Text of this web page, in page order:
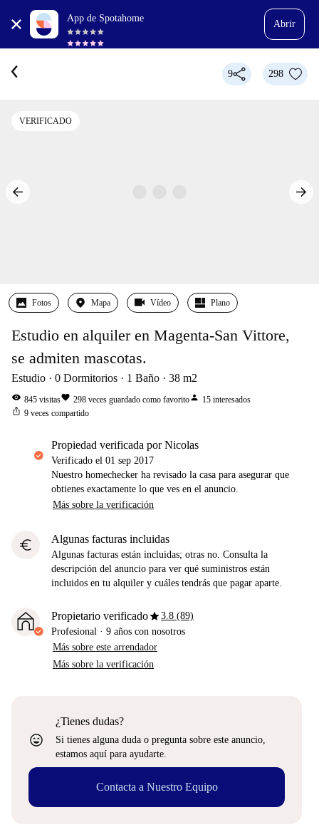
App de Spotahome
Abrir
9 298
VERIFICADO
Fotos Mapa Vídeo Plano
Estudio en alquiler en Magenta-San Vittore,
se admiten mascotas.
Estudio 0 Dormitorios 1 Baño 38 m2
visibility 845 visitasfavorite 298 veces guardado como favoritoperson 15 interesados
ios_share 9 veces compartido
propiedad verificada por Nicolas
Verificado el 01 sep 2017
Nuestro homechecker ha revisado la casa para asegurar que
obtienes exactamente lo que ves en el anuncio.
Más sobre la verificación
euro Algunas facturas incluidas
Algunas facturas están incluidas; otras no. Consulta la
descripción del anuncio para ver qué suministros están
incluidos en tu alquiler y cuáles tendrás que pagar aparte.
Propietario verificadostar3.8 (89)
Profesional · 9 años con nosotros
Más sobre este arrendador
Más sobre la verificación
sentiment_very_satisfied
¿Tienes dudas?
Si tienes alguna duda o pregunta sobre este anuncio,
estamos aquí para ayudarte.
Contacta a Nuestro Equipo